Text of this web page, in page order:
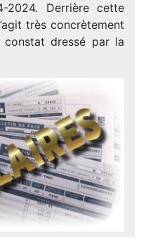
2024. Derrière cette
très concrètement
dressé par la